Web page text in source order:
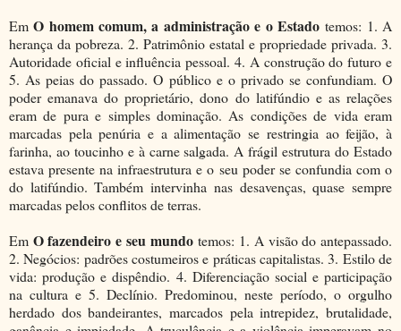
EmO homem comum, a administração e o Estadotemos: 1. A
herança da pobreza. 2. Patrimônio estatal e propriedade privada. 3.
Autoridade oficial e influência pessoal. 4. A construção do futuro e
5. As peias do passado. O público e o privado se confundiam. O
poder emanava do proprietário, dono do latifúndio e as relações
eram de pura e simples dominação. As condições de vida eram
marcadas pela penúria e a alimentação se restringia ao feijão, à
farinha, ao toucinho e à carne salgada. A frágil estrutura do Estado
estava presente na infraestrutura e o seu poder se confundia com o
do latifúndio. Também intervinha nas desavenças, quase sempre
marcadas pelos conflitos de terras.
Em O fazendeiro e seu mundotemos: 1. A visão do antepassado.
2. Negócios: padrões costumeiros e práticas capitalistas. 3. Estilo de
vida: produção e dispêndio. 4. Diferenciação social e participação
na cultura e 5. Declínio. Predominou, neste período, o orgulho
herdado dos bandeirantes, marcados pela intrepidez, brutalidade,